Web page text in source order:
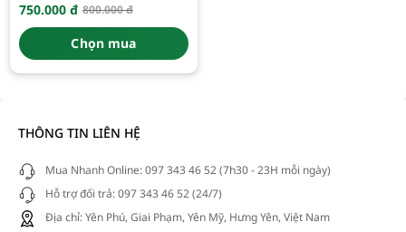
800.000đ
Giá
gốc
là:
800.000 đ.
750.000 đ
Giá
hiện
tại
là:
750.000 đ.
Chọn mua
THÔNG TIN LIÊN HỆ
Mua Nhanh Online: 097 343 46 52 (7h30 - 23H mỗi ngày)
Hỗ trợ đổi trả: 097 343 46 52 (24/7)
Địa chỉ: Yên Phú, Giai Phạm, Yên Mỹ, Hưng Yên, Việt Nam